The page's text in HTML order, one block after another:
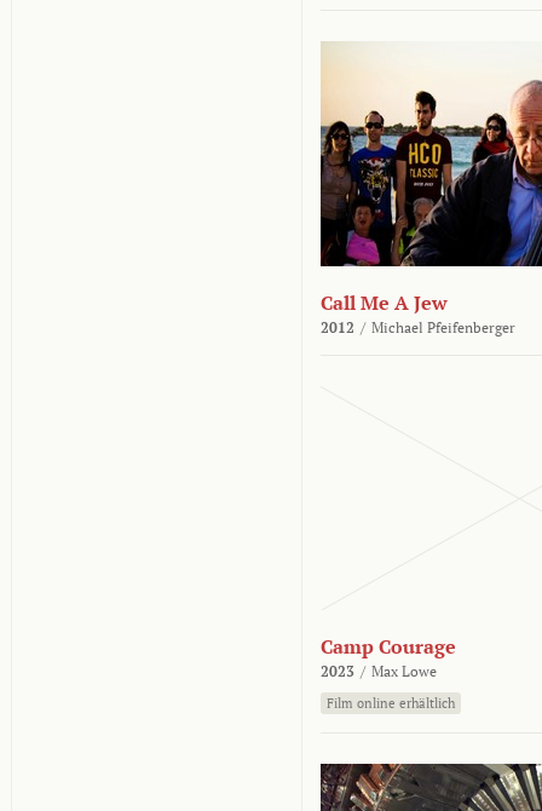
Call Me A Jew
2012 / Michael Pfeifenberger
Camp Courage
2023 / Max Lowe
Film online erhältlich